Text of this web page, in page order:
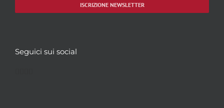
ISCRIZIONE NEWSLETTER
Seguici sui social